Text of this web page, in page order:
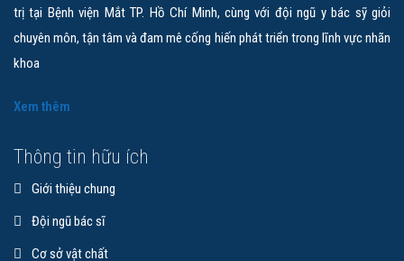
trị tại Bệnh viện Mắt TP. Hồ Chí Minh, cùng với đội ngũ y bác sỹ giỏi
chuyên môn, tận tâm và đam mê cống hiến phát triển trong lĩnh vực nhãn
khoa
Xem thêm
Thông tin hữu ích
Giới thiệu chung
Đội ngũ bác sĩ
Cơ sở vật chất